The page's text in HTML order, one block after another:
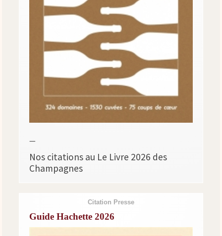
—
Nos citations au Le Livre 2026 des
Champagnes
Citation Presse
Guide Hachette 2026